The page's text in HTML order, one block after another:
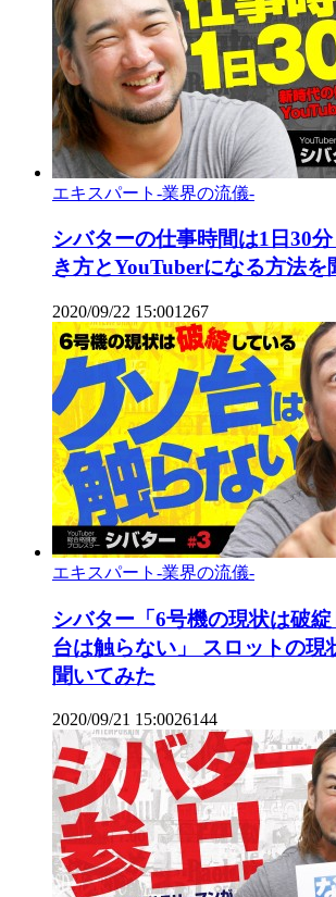
エキスパート-業界の流儀-
シバターの仕事時間は1日30
き方とYouTuberになる方法を
2020/09/22 15:001 267
エキスパート-業界の流儀-
シバター「6号機の現状は破
台は触らない」 スロットの現
聞いてみた
2020/09/21 15:0026144